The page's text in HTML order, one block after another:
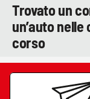
Trovato un
un’auto
corso